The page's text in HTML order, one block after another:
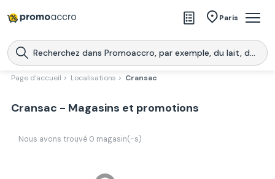
Paris
Magasins
Produits
Promoaccro
l'application
Page d'accueil > Localisations > Cransac
Cransac - Magasins et promotions
Nous avons trouvé 0 magasin(-s)